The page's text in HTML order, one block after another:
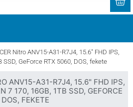
Nitro ANV15-A31-R7J4, 15.6″ FHD IPS,
SSD, GeForce RTX 5060, DOS, fekete
ANV15-A31-R7J4, 15.6" FHD IPS,
7 170, 16GB, 1TB SSD, GEFORCE
FEKETE